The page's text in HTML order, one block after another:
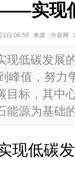
实现
21日 06:50 来源：中新
低碳发展
峰值，努力
目标，其中
能源为基础
低碳